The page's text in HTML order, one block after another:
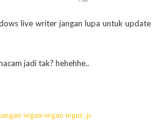
live writer jangan lupa untuk update
jadi tak? hehehhe..
segan-segan tegur ;p